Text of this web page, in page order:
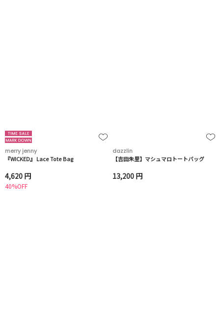
merry jenny
『WICKED』 Lace Tote Bag
4,620 円
40%OFF
dazzlin
【吉田朱里】マシュマロトートバッグ
13,200 円